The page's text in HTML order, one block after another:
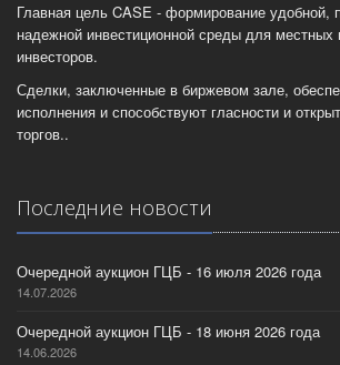
Главная цель CASE - формирование удобной,
надежной инвестиционной среды для местных
инвесторов.
Сделки, заключенные в биржевом зале,
исполнения и способствуют гласности и
торгов..
Последние новости
Очередной аукцион ГЦБ - 16 июля 2026 года
14.07.2026
Очередной аукцион ГЦБ - 18 июня 2026 года
14.06.2026